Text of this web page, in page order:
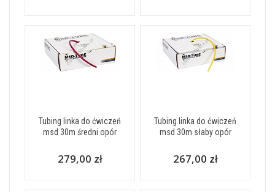
Tubing linka do ćwiczeń
msd 30m średni opór
279,00 zł
Tubing linka do ćwiczeń
msd 30m słaby opór
267,00 zł